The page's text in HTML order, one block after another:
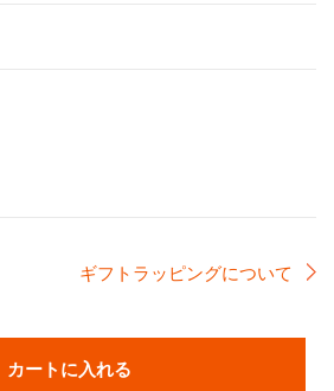
ギフトラッピングについて
カートに入れる